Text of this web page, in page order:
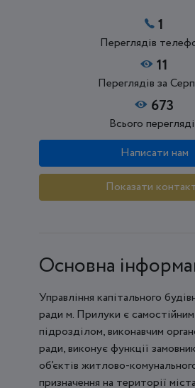
1
Переглядів
11
Переглядів за
673
Всього
Написати нам
Показати
Основна
Управління капітального
ради м. Прилуки є
підрозділом, виконавчим
ради, виконує функції
об’єктів житлово-
призначення на території